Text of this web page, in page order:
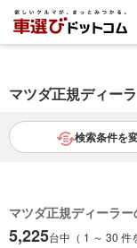
マツダ正規ディー
検索条件を
マツダ正規ディーラ
5,225台中（ 1 ～ 30 件